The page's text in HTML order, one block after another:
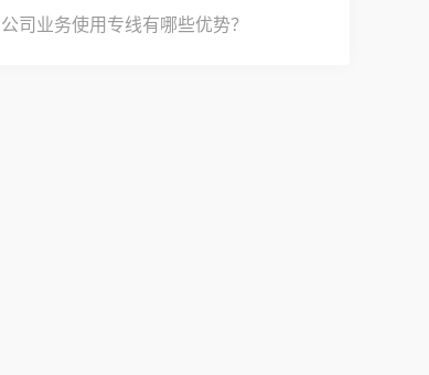
公司业务使用专线有哪些优势？